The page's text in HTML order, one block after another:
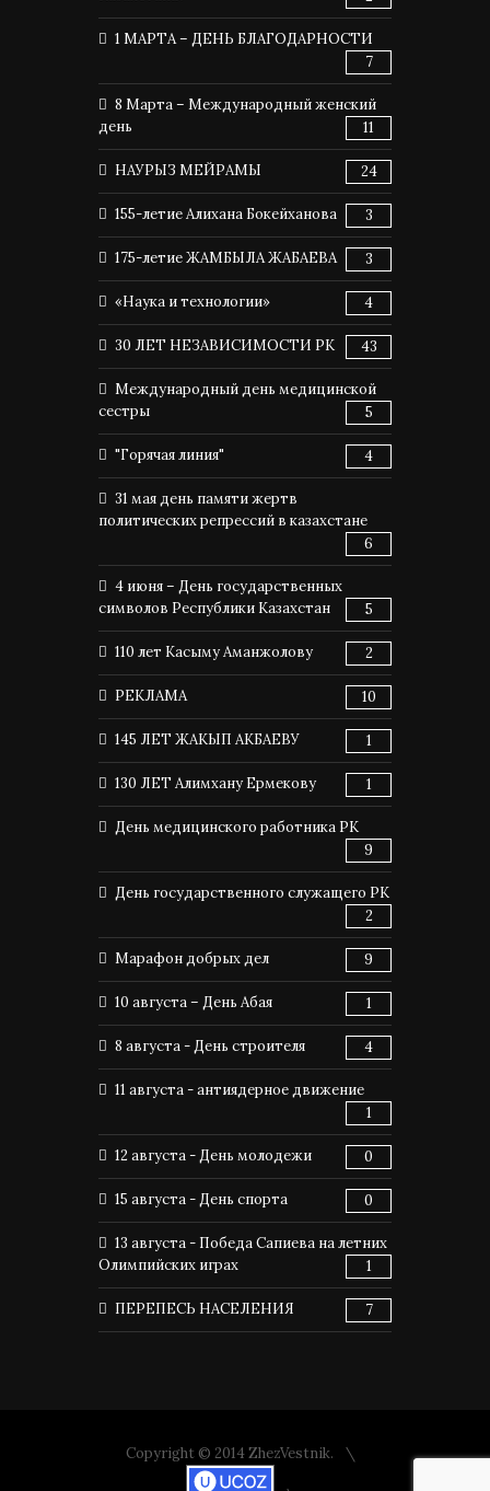
1 МАРТА – ДЕНЬ БЛАГОДАРНОСТИ
7
8 Марта – Международный женский
день
11
НАУРЫЗ МЕЙРАМЫ 24
155-летие Алихана Бокейханова 3
175-летие ЖАМБЫЛА ЖАБАЕВА 3
«Наука и технологии» 4
30 ЛЕТ НЕЗАВИСИМОСТИ РК 43
Международный день медицинской
сестры
5
"Горячая линия" 4
31 мая день памяти жертв
политических репрессий в казахстане
6
4 июня – День государственных
символов Республики Казахстан
5
110 лет Касыму Аманжолову 2
РЕКЛАМА 10
145 ЛЕТ ЖАКЫП АКБАЕВУ 1
130 ЛЕТ Алимхану Ермекову 1
День медицинского работника РК
9
День государственного служащего РК
2
Марафон добрых дел 9
10 августа – День Абая 1
8 августа - День строителя 4
11 августа - антиядерное движение
1
12 августа - День молодежи 0
15 августа - День спорта 0
13 августа - Победа Сапиева на летних
Олимпийских играх
1
ПЕРЕПЕСЬ НАСЕЛЕНИЯ 7
Copyright © 2014 ZhezVestnik.